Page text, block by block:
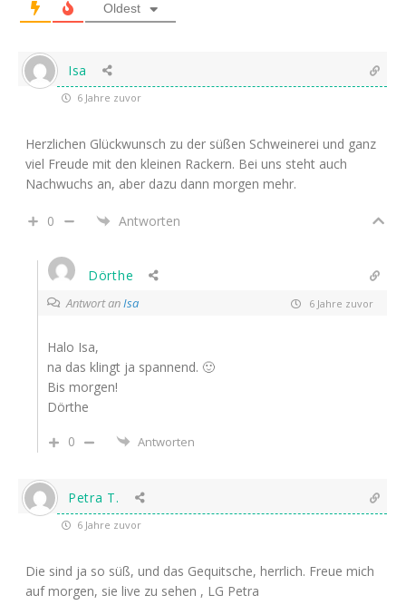
Oldest
Isa
6 Jahre zuvor
Herzlichen Glückwunsch zu der süßen Schweinerei und ganz
viel Freude mit den kleinen Rackern. Bei uns steht auch
Nachwuchs an, aber dazu dann morgen mehr.
0 Antworten
Dörthe
Antwort anIsa 6 Jahre zuvor
Halo Isa,
na das klingt ja spannend. 🙂
Bis morgen!
Dörthe
0
Antworten
Petra T.
6 Jahre zuvor
Die sind ja so süß, und das Gequitsche, herrlich. Freue mich
auf morgen, sie live zu sehen , LG Petra